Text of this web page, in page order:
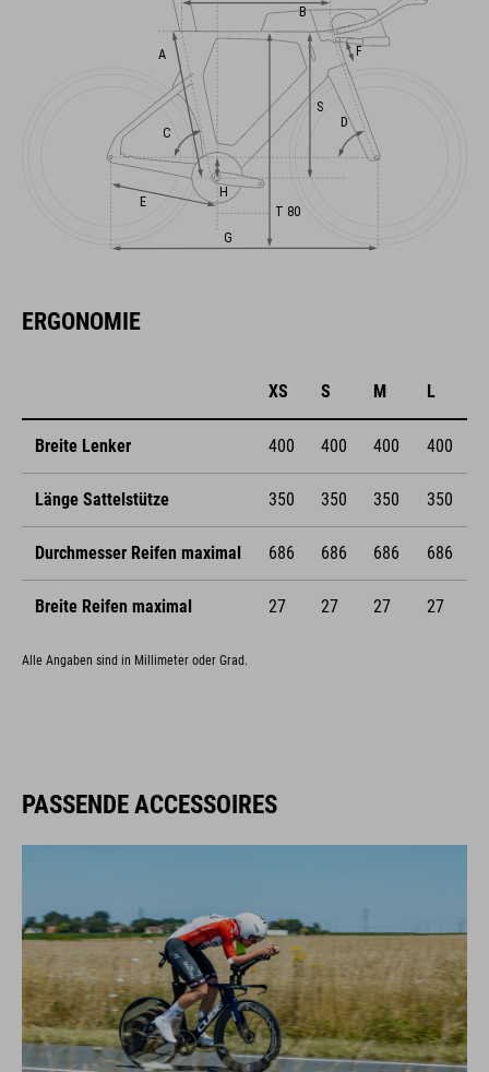
ERGONOMIE
XS S M L
Breite Lenker 400 400 400 400
Länge Sattelstütze 350 350 350 350
Durchmesser Reifen maximal 686 686 686 686
Breite Reifen maximal 27 27 27 27
Alle Angaben sind in Millimeter oder Grad.
PASSENDE ACCESSOIRES